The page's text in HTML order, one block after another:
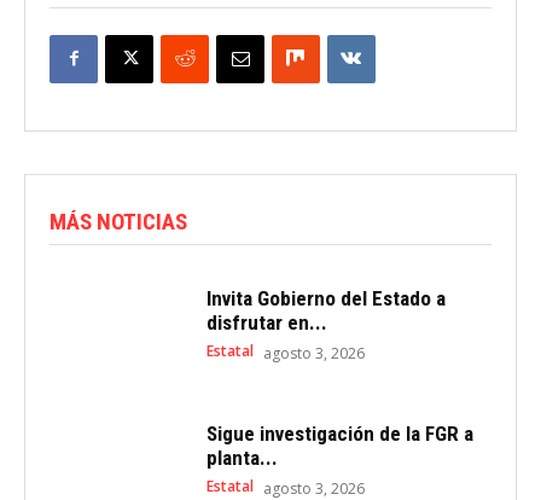
MÁS NOTICIAS
Invita Gobierno del Estado a
disfrutar en...
Estatal agosto 3, 2026
Sigue investigación de la FGR a
planta...
Estatal agosto 3, 2026